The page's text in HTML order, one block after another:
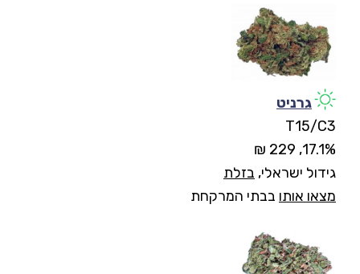
גרניט
T15/C3
17.1%, 229 ₪
גידול ישראלי, בזלת
מצאו אותו בבתי המרקחת